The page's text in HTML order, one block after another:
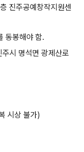
층 진주공예창작지원센
동봉해야 함.
주시 명석면 광제산로
시상 불가)